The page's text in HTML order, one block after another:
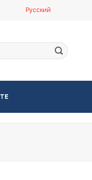
Русский